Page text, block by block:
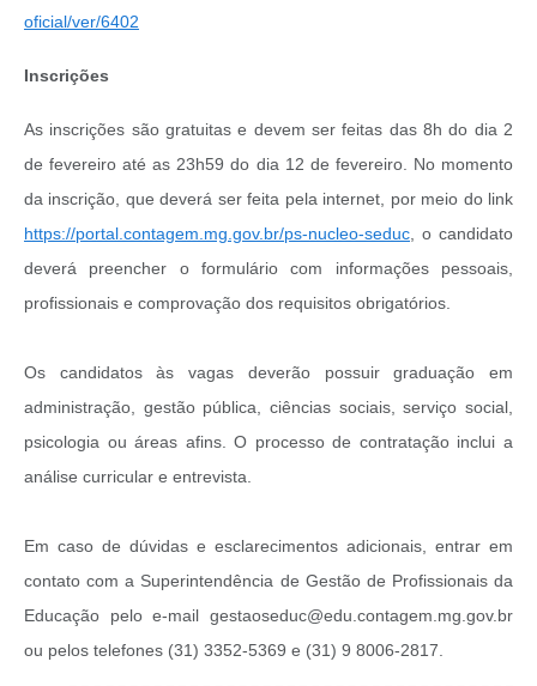
oficial/ver/6402
Inscrições
As inscrições são gratuitas e devem ser feitas das 8h do dia 2
de fevereiro até as 23h59 do dia 12 de fevereiro. No momento
da inscrição, que deverá ser feita pela internet, por meio do link
https://portal.contagem.mg.gov.br/ps-nucleo-seduc , o candidato
deverá preencher o formulário com informações pessoais,
profissionais e comprovação dos requisitos obrigatórios.
Os candidatos às vagas deverão possuir graduação em
administração, gestão pública, ciências sociais, serviço social,
psicologia ou áreas afins. O processo de contratação inclui a
análise curricular e entrevista.
Em caso de dúvidas e esclarecimentos adicionais, entrar em
contato com a Superintendência de Gestão de Profissionais da
Educação pelo e-mail gestaoseduc@edu.contagem.mg.gov.br
ou pelos telefones (31) 3352-5369 e (31) 9 8006-2817.